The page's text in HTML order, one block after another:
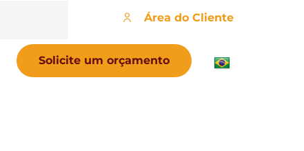
Área do Cliente
Solicite um orçamento